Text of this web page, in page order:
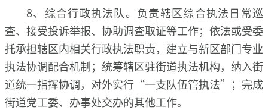
8、综合行政执法队。负责辖区综合执法日常巡
查、接受投诉举报、协助调查取证等工作；依法或受委
托承担辖区内相关行政执法职责，建立与新区部门专业
执法协调配合机制；统筹辖区驻街道执法机构，纳入街
道统一指挥协调，对外实行“一支队伍管执法”；完成
街道党工委、办事处交办的其他工作。